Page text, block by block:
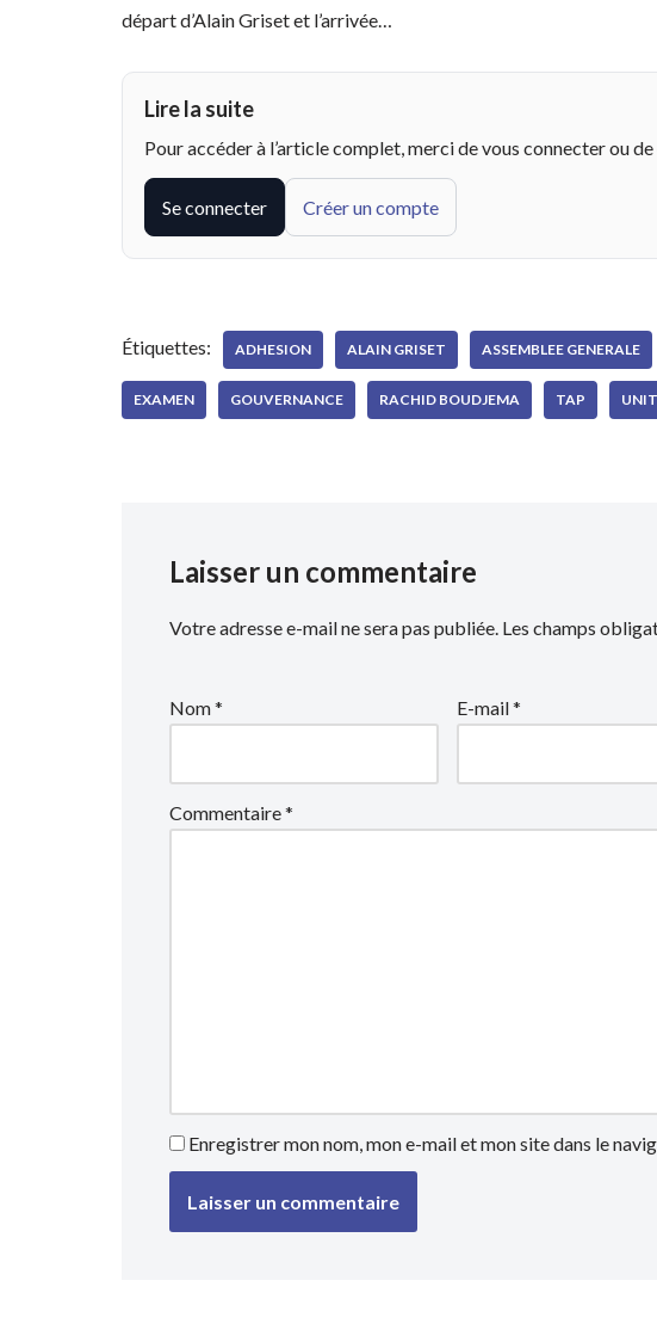
départ d’Alain Griset et l’arrivée…
Lire la suite
Pour accéder à l’article complet, merci de vous connecter ou
Se connecter Créer un compte
Étiquettes: ADHESION ALAIN GRISET ASSEMBLEE GENERALE
EXAMEN GOUVERNANCE RACHID BOUDJEMA TAP
Laisser un commentaire
Votre adresse e-mail ne sera pas publiée. Les champs
Nom* E-mail*
Commentaire*
Enregistrer mon nom, mon e-mail et mon site dans le